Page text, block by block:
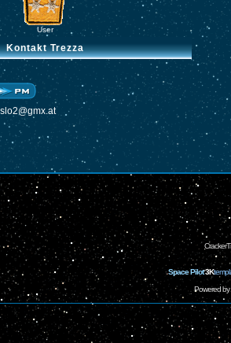
User
Kontakt Trezza
Space Pilot3K
Powered by